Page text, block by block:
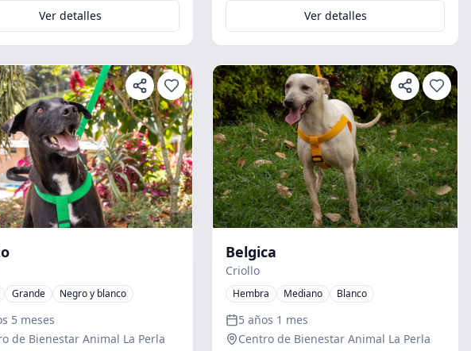
Ver detalles Ver detalles
Grande Negro y blanco
5 meses
de Bienestar Animal La Perla
Belgica
Criollo
Hembra Mediano Blanco
5 años 1 mes
Centro de Bienestar Animal La Perla